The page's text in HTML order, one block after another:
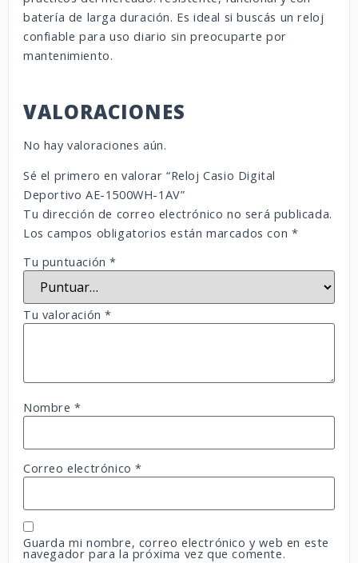
batería de largaduración. Esideal sibuscás unreloj
confiable para usodiario sinpreocupartepor
mantenimiento.
VALORACIONES
No hay valoraciones aún.
Sé el primero en valorar “Reloj Casio Digital
Deportivo AE-1500WH-1AV”
Tu dirección de correo electrónico no será publicada.
Los campos obligatorios están marcados con *
Tu puntuación*
Tu valoración*
Nombre*
Correo electrónico*
Guarda mi nombre, correo electrónico y web en este
navegador para la próxima vez que comente.